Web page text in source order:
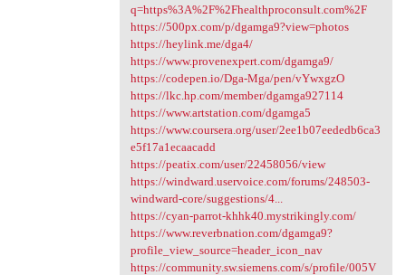
q=https%3A%2F%2Fhealthproconsult.com%2F
https://500px.com/p/dgamga9?view=photos
https://heylink.me/dga4/
https://www.provenexpert.com/dgamga9/
https://codepen.io/Dga-Mga/pen/vYwxgzO
https://lkc.hp.com/member/dgamga927114
https://www.artstation.com/dgamga5
https://www.coursera.org/user/2ee1b07eededb6ca3
e5f17a1ecaacadd
https://peatix.com/user/22458056/view
https://windward.uservoice.com/forums/248503-
windward-core/suggestions/4...
https://cyan-parrot-khhk40.mystrikingly.com/
https://www.reverbnation.com/dgamga9?
profile_view_source=header_icon_nav
https://community.sw.siemens.com/s/profile/005V